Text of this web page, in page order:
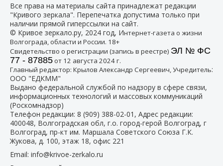
Все права на материалы сайта принадлежат редакции
"Кривого зеркала". Перепечатка допустима только при
наличии прямой гиперссылки на сайт.
© Кривое зеркало.ру, 2024 год, Интернет-газета о жизни
Волгограда, области и России. 18+
Свидетельство о регистрации (запись в реестре) ЭЛ № ФС
77 - 87885от 12 августа 2024 г.
Главный редактор: Крылов Александр Сергеевич, Учредитель:
ООО "ЕДКММ"
Выдано федеральной службой по надзору в сфере связи,
информационных технологий и массовых коммуникаций
(Роскомнадзор)
Телефон редакции: 8 (909) 388-02-01 , Адрес редакции:
400048, Волгоградская обл, г.о. город-герой Волгоград, г
Волгоград, пр-кт им. Маршала Советского Союза Г.К.
Жукова, д. 100, этаж 18, офис 221
Email: info@krivoe-zerkalo.ru